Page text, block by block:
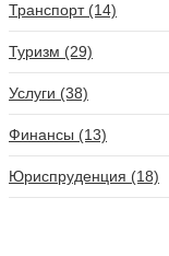
Транспорт (14)
Туризм (29)
Услуги (38)
Финансы (13)
Юриспруденция (18)